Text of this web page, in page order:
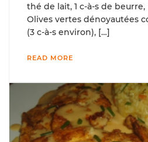
thé de lait, 1 c-à-s de
Olives vertes dénoyautées
(3 c-à-s environ), […]
READ MORE